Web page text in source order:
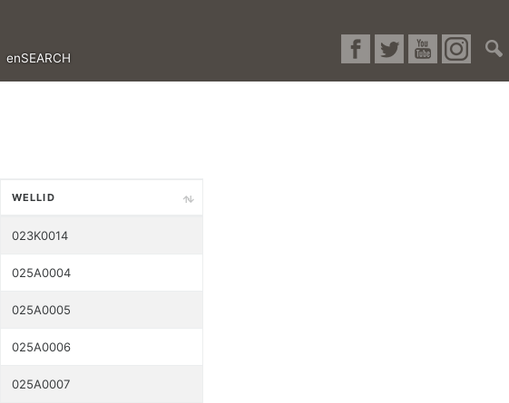
enSEARCH
WELLID
023K0014
025A0004
025A0005
025A0006
025A0007